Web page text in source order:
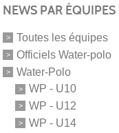
NEWS PAR ÉQUIPES
Toutes les équipes
Officiels Water-polo
Water-Polo
WP - U10
WP - U12
WP - U14